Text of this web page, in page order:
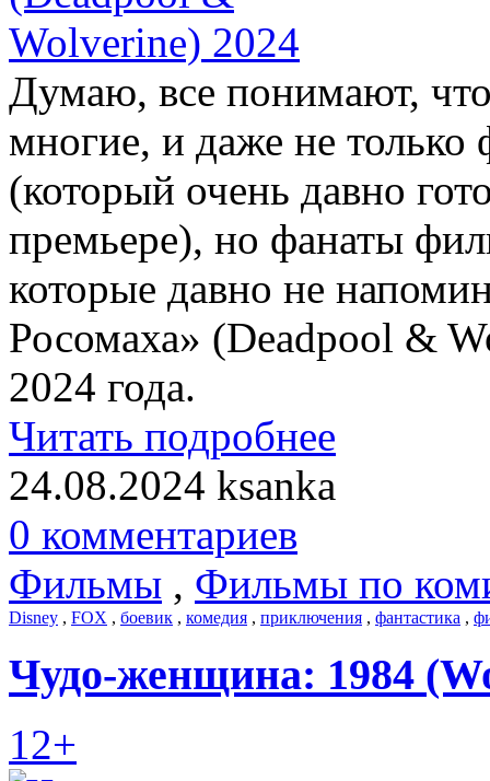
Думаю, все понимают,
многие, и даже не только
(который очень давно
премьере), но фанаты
которые давно не
Росомаха» (Deadpool &
2024 года.
Читать подробнее
24.08.2024 ksanka
0 комментариев
Фильмы , Фильмы по
Disney , FOX , боевик , комедия , приключения , фантастика ,
Чудо-женщина: 1984
12+